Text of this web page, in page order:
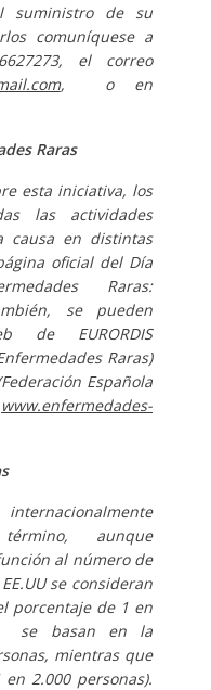
suministro de su
comuníquese a
el correo
, o en
Raras
esta iniciativa, los
las actividades
causa en distintas
oficial del Día
Raras:
se pueden
de EURORDIS
Raras)
Española
www.enfermedades-
aunque
al número de
se consideran
porcentaje de 1 en
se basan en la
mientras que
2.000 personas).